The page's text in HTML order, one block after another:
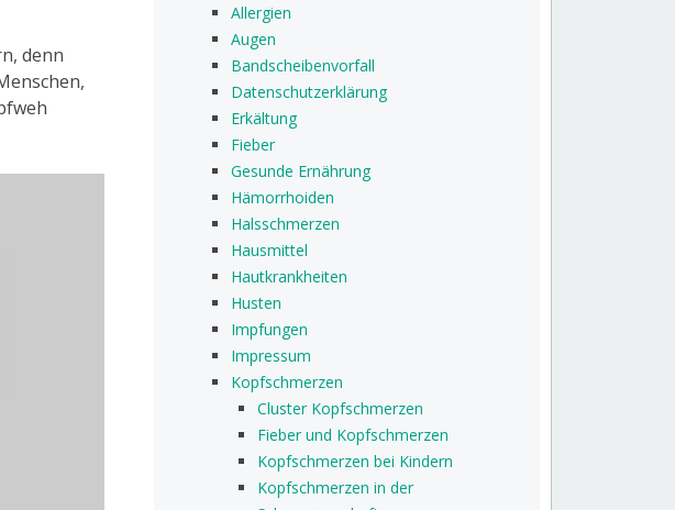
denn
Allergien
Augen
Bandscheibenvorfall
Datenschutzerklärung
Erkältung
Fieber
Gesunde Ernährung
Hämorrhoiden
Halsschmerzen
Hausmittel
Hautkrankheiten
Husten
Impfungen
Impressum
Kopfschmerzen
Cluster Kopfschmerzen
Fieber und Kopfschmerzen
Kopfschmerzen bei Kindern
Kopfschmerzen in der